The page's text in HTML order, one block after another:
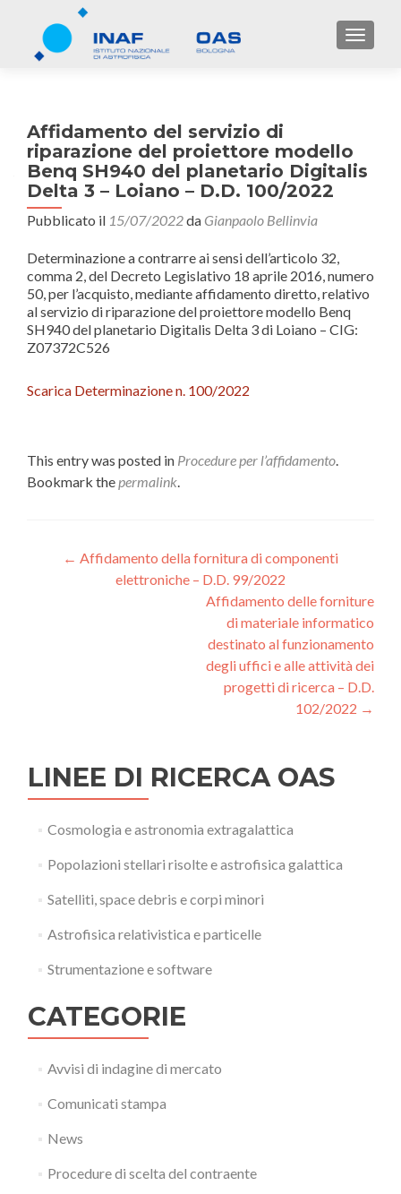
Affidamento del servizio di
riparazione del proiettore modello
Benq SH940 del planetario Digitalis
Delta 3 – Loiano – D.D. 100/2022
Pubblicato il 15/07/2022da Gianpaolo Bellinvia
Determinazione a contrarre ai sensi dell’articolo 32,
comma 2, del Decreto Legislativo 18 aprile 2016, numero
50, per l’acquisto, mediante affidamento diretto, relativo
al servizio di riparazione del proiettore modello Benq
SH940 del planetario Digitalis Delta 3 di Loiano – CIG:
Z07372C526
Scarica Determinazione n. 100/2022
This entry was posted in Procedure per l’affidamento.
Bookmark thepermalink.
Post
navigation
← Affidamento della fornitura di componenti
elettroniche – D.D. 99/2022
Affidamento delle forniture
di materiale informatico
destinato al funzionamento
degli uffici e alle attività dei
progetti di ricerca – D.D.
102/2022 →
LINEE DI RICERCA OAS
Cosmologia e astronomia extragalattica
Popolazioni stellari risolte e astrofisica galattica
Satelliti, space debris e corpi minori
Astrofisica relativistica e particelle
Strumentazione e software
CATEGORIE
Avvisi di indagine di mercato
Comunicati stampa
News
Procedure di scelta del contraente